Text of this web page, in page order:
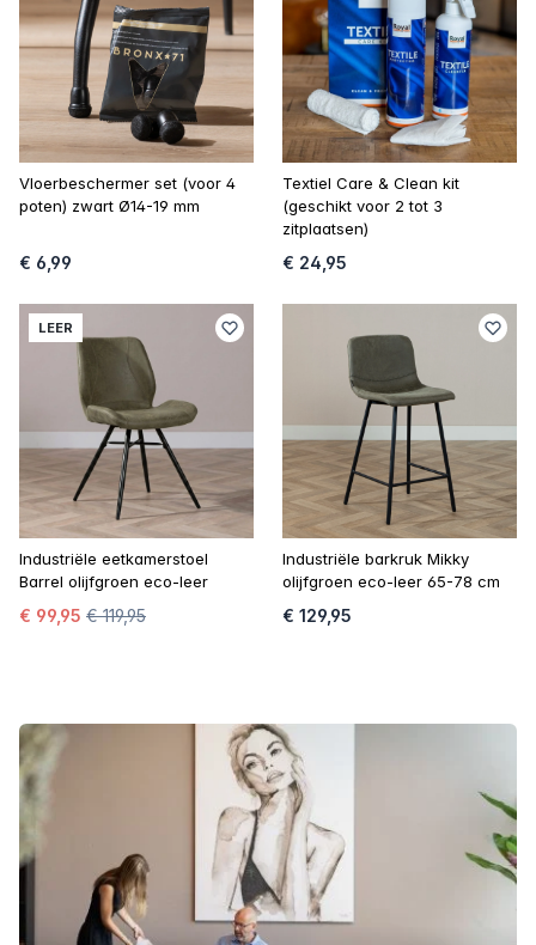
Vloerbeschermer set (voor 4
poten) zwart Ø14-19 mm
€ 6,99
Textiel Care & Clean kit
(geschikt voor 2 tot 3
zitplaatsen)
€ 24,95
LEER
Industriële eetkamerstoel
Barrel olijfgroen eco-leer
€ 99,95 € 119,95
Industriële barkruk Mikky
olijfgroen eco-leer 65-78 cm
€ 129,95